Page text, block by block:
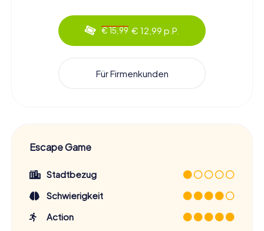
€ 15,99 € 12,99 p.P.
Für Firmenkunden
Escape Game
Stadtbezug
Schwierigkeit
Action